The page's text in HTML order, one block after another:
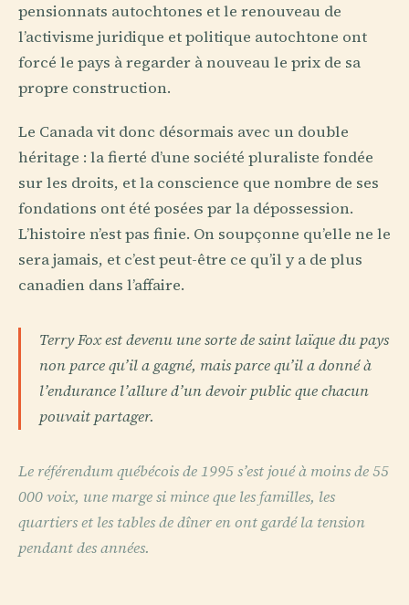
pensionnats autochtones et le renouveau de
l’activisme juridique et politique autochtone ont
forcé le pays à regarder à nouveau le prix de sa
propre construction.
Le Canada vit donc désormais avec un double
héritage : la fierté d’une société pluraliste fondée
sur les droits, et la conscience que nombre de ses
fondations ont été posées par la dépossession.
L’histoire n’est pas finie. On soupçonne qu’elle ne le
sera jamais, et c’est peut-être ce qu’il y a de plus
canadien dans l’affaire.
Terry Fox est devenu une sorte de saint laïque du pays
non parce qu’il a gagné, mais parce qu’il a donné à
l’endurance l’allure d’un devoir public que chacun
pouvait partager.
Le référendum québécois de 1995 s’est joué à moins de 55
000 voix, une marge si mince que les familles, les
quartiers et les tables de dîner en ont gardé la tension
pendant des années.